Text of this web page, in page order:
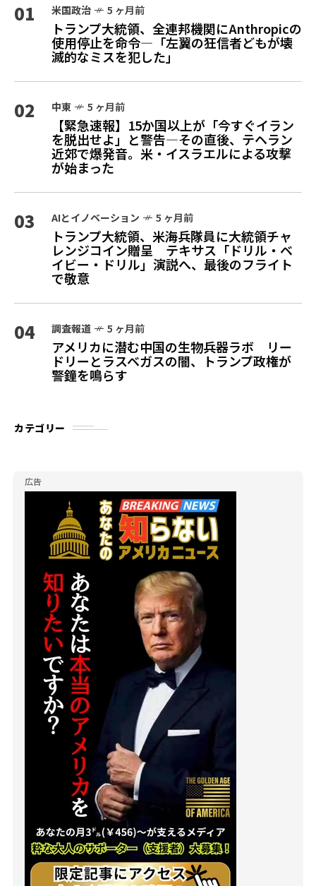
01 米国政治 5 ヶ月前
トランプ大統領、全連邦機関にAnthropicの
使用停止を命令—「左翼の狂信者どもが壊
滅的なミスを犯した」
02 中東 5 ヶ月前
【緊急速報】15か国以上が「今すぐイラン
を脱出せよ」と警告—その直後、テヘラン
近郊で爆発音。米・イスラエルによる攻撃
が始まった
03 AIとイノベーション 5 ヶ月前
トランプ大統領、米海兵隊員に大統領チャ
レンジコイン贈呈 テキサス「ドリル・ベ
イビー・ドリル」演説へ、最後のフライト
で敬意
04 調査報道 5 ヶ月前
アメリカに潜む中国の生物兵器ラボ リー
ドリーとラスベガスの闇、トランプ政権が
警鐘を鳴らす
カテゴリー
広告